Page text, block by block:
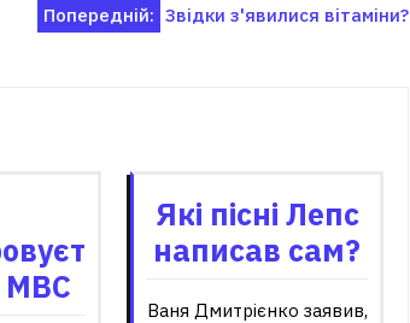
Попередній: Звідки з'явилися вітаміни?
МВС
Які пісні Лепс
написав сам?
Ваня Дмитрієнко заявив,